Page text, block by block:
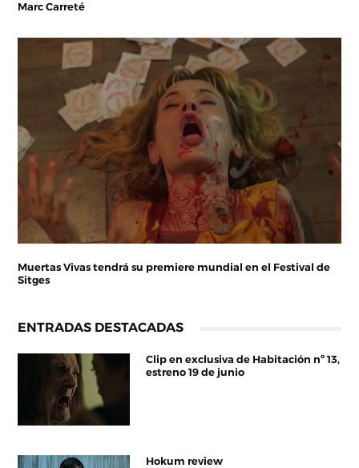
Marc Carreté
Muertas Vivas tendrá su premiere mundial en el Festival de
Sitges
ENTRADAS DESTACADAS
Clip en exclusiva de Habitación nº 13,
estreno 19 de junio
Hokum review